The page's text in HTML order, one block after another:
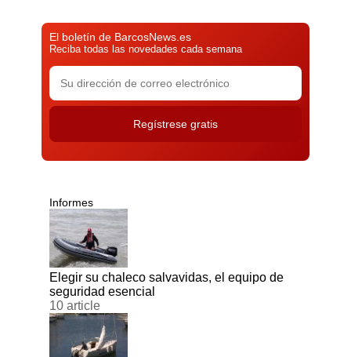
El boletín de BarcosNews.es
Reciba todas las novedades cada semana
Informes
Elegir su chaleco salvavidas, el equipo de
seguridad esencial
10 article